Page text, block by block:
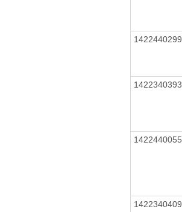
1422440299
1422340393
1422440055
1422340409